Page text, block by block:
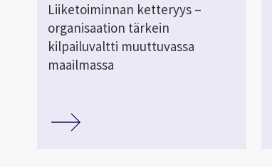
Liiketoiminnan ketteryys –
organisaation tärkein
kilpailuvaltti muuttuvassa
maailmassa